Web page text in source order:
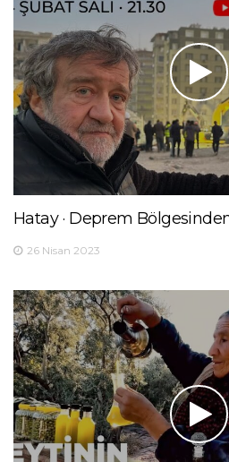
Hatay · Deprem Bölgesinden
26 Nisan 2023